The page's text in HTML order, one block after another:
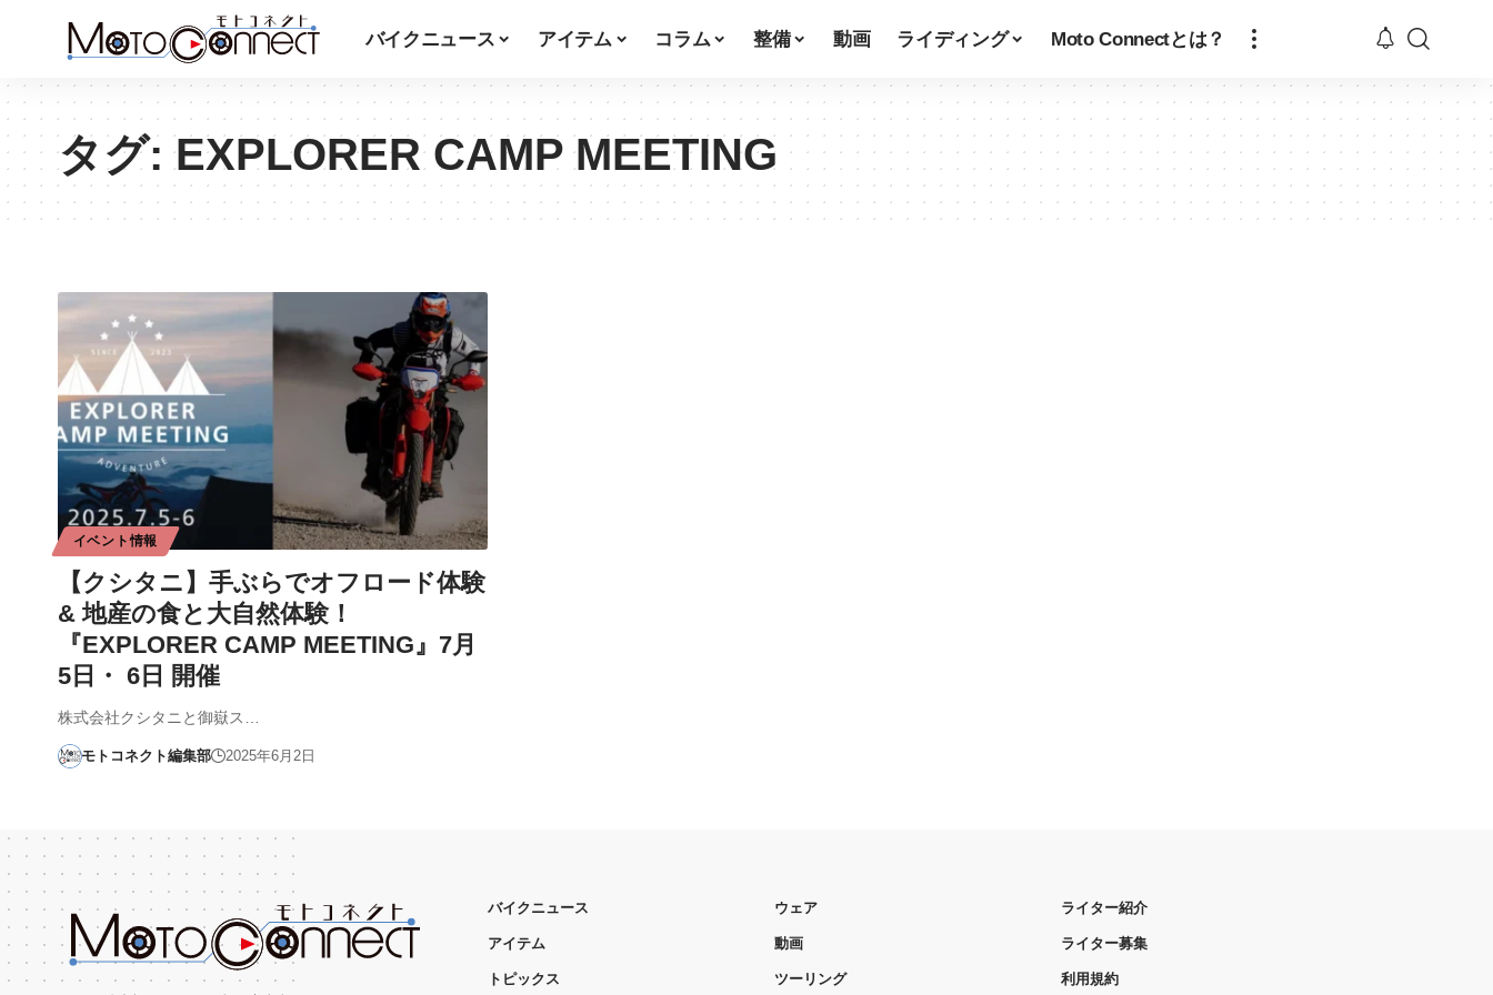
バイクニュース アイテム コラム 整備 動画 ライディング Moto Connectとは？
タグ:EXPLORER CAMP MEETING
イベント情報
【クシタニ】手ぶらでオフロード体験
& 地産の食と大自然体験！
『EXPLORER CAMP MEETING』7月
5日・ 6日 開催
株式会社クシタニと御嶽ス…
モトコネクト編集部 2025年6月2日
バイクニュース
アイテム
トピックス
ウェア
動画
ツーリング
ライター紹介
ライター募集
利用規約